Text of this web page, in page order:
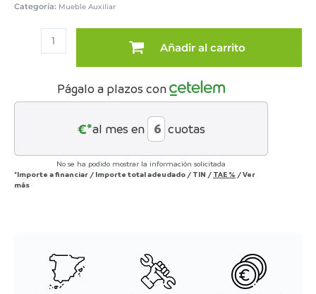
Categoría: Mueble Auxiliar
Añadir al carrito
Págalo a plazos con
€*al mes en cuotas
No se ha podido mostrar la información solicitada
*Importe a financiar / Importe total adeudado / TIN / TAE % /Ver
más